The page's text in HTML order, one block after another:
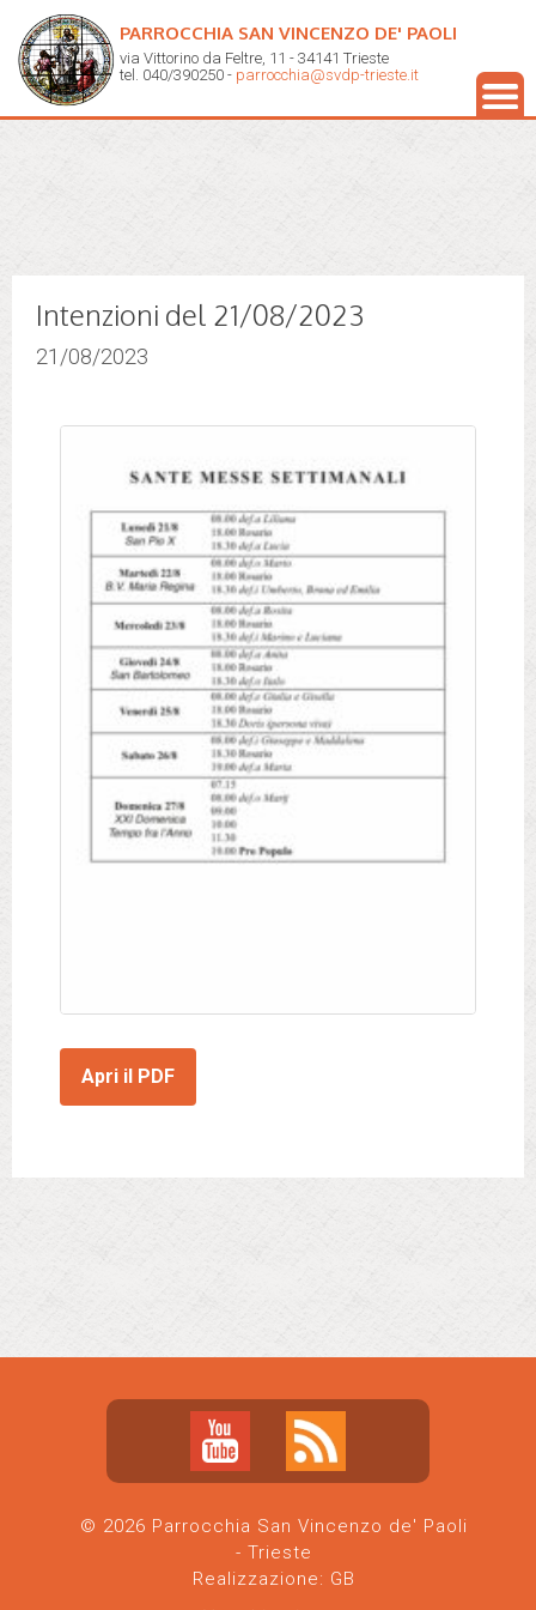
PARROCCHIA SAN VINCENZO DE' PAOLI
via Vittorino da Feltre, 11 - 34141 Trieste
tel. 040/390250 - parrocchia@svdp-trieste.it
Intenzioni del 21/08/2023
21/08/2023
Apri il PDF
© 2026 Parrocchia San Vincenzo de' Paoli
- Trieste
Realizzazione: GB